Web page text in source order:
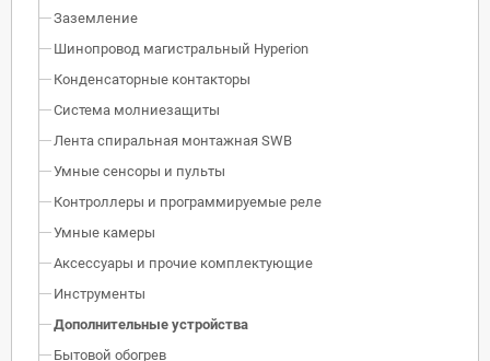
Заземление
Шинопровод магистральный Hyperion
Конденсаторные контакторы
Система молниезащиты
Лента спиральная монтажная SWB
Умные сенсоры и пульты
Контроллеры и программируемые реле
Умные камеры
Аксессуары и прочие комплектующие
Инструменты
Дополнительные устройства
Бытовой обогрев